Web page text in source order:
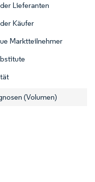
Lieferanten
Käufer
Marktteilnehmer
(Volumen)